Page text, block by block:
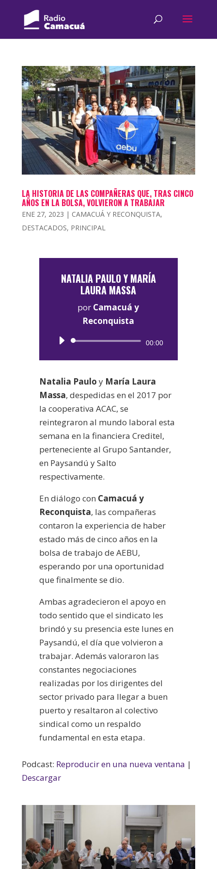
LA HISTORIA DE LAS COMPAÑERAS QUE, TRAS CINCO
AÑOS EN LA BOLSA, VOLVIERON A TRABAJAR
ENE 27, 2023 | CAMACUÁ Y RECONQUISTA,
DESTACADOS, PRINCIPAL
NATALIA PAULO Y MARÍA
LAURA MASSA
por Camacuá y
Reconquista
Reproductor
00:00
Natalia Paulo y María Laura
Massa, despedidas en el 2017 por
la cooperativa ACAC, se
reintegraron al mundo laboral esta
semana en la financiera Creditel,
perteneciente al Grupo Santander,
en Paysandú y Salto
respectivamente.
En diálogo con Camacuá y
Reconquista, las compañeras
contaron la experiencia de haber
estado más de cinco años en la
bolsa de trabajo de AEBU,
esperando por una oportunidad
que finalmente se dio.
Ambas agradecieron el apoyo en
todo sentido que el sindicato les
brindó y su presencia este lunes en
Paysandú, el día que volvieron a
trabajar. Además valoraron las
constantes negociaciones
realizadas por los dirigentes del
sector privado para llegar a buen
puerto y resaltaron al colectivo
sindical como un respaldo
fundamental en esta etapa.
Podcast: Reproducir en una nueva ventana |
Descargar